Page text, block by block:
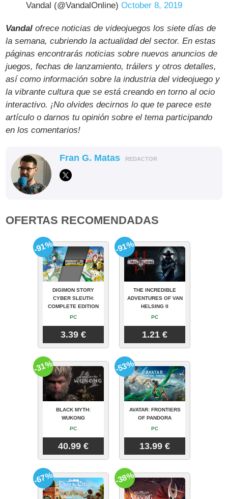
Vandal (@VandalOnline)October 8, 2019
Vandal ofrece noticias de videojuegos los siete días de
la semana, cubriendo la actualidad del sector. En estas
páginas encontrarás noticias sobre nuevos anuncios de
juegos, fechas de lanzamiento, tráilers y otros detalles,
así como información sobre la industria del videojuego y
la vibrante cultura que se está creando en torno al ocio
interactivo. ¡No olvides decirnos lo que te parece este
artículo o darnos tu opinión sobre el tema participando
en los comentarios!
Fran G. Matas REDACTOR
OFERTAS RECOMENDADAS
DIGIMON STORY
CYBER SLEUTH:
COMPLETE EDITION
PC
3.39 €
-91%
THE INCREDIBLE
ADVENTURES OF VAN
HELSING II
PC
1.21 €
-91%
BLACK MYTH:
WUKONG
PC
40.99 €
-31%
AVATAR: FRONTIERS
OF PANDORA
PC
13.99 €
-53%
-67% -38%